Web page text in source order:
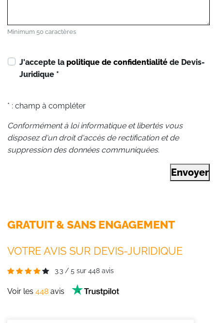
Minimum 50 caractères
J'accepte la politique de confidentialité de Devis-
Juridique *
* : champ à compléter
Conformément à loi informatique et libertés vous
disposez d'un droit d'accès de rectification et de
suppression des données communiquées.
Envoyer
GRATUIT & SANS ENGAGEMENT
VOTRE AVIS SUR DEVIS-JURIDIQUE
3.3 / 5 sur 448 avis
Voir les 448 avis